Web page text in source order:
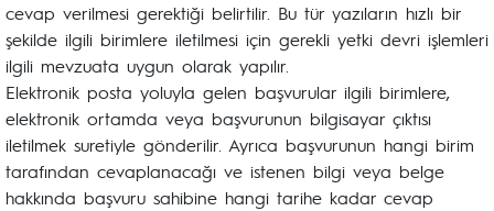
cevap verilmesi gerektiği belirtilir. Bu tür yazıların hızlı bir
şekilde ilgili birimlere iletilmesi için gerekli yetki devri işlemleri
ilgili mevzuata uygun olarak yapılır.
Elektronik posta yoluyla gelen başvurular ilgili birimlere,
elektronik ortamda veya başvurunun bilgisayar çıktısı
iletilmek suretiyle gönderilir. Ayrıca başvurunun hangi birim
tarafından cevaplanacağı ve istenen bilgi veya belge
hakkında başvuru sahibine hangi tarihe kadar cevap